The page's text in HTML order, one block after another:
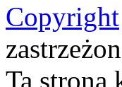
Copyright
Ta strona